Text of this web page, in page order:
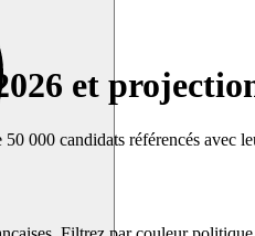
et
000 candidats référencés avec